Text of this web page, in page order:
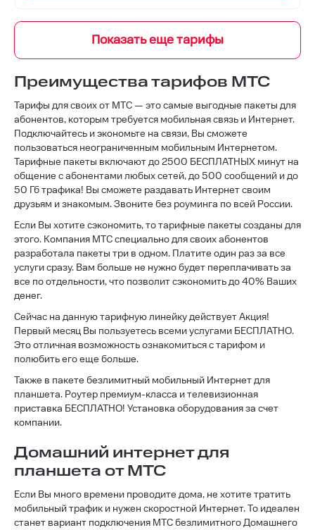
Преимущества тарифов МТС
Тарифы для своих от МТС — это самые выгодные пакеты для
абонентов, которым требуется мобильная связь и Интернет.
Подключайтесь и экономьте на связи, Вы сможете
пользоваться неограниченным мобильным Интернетом.
Тарифные пакеты включают до 2500 БЕСПЛАТНЫХ минут на
общение с абонентами любых сетей, до 500 сообщений и до
50 Гб трафика! Вы сможете раздавать Интернет своим
друзьям и знакомым. Звоните без роуминга по всей России.
Если Вы хотите сэкономить, то тарифные пакеты созданы для
этого. Компания МТС специально для своих абонентов
разработала пакеты три в одном. Платите один раз за все
услуги сразу. Вам больше не нужно будет переплачивать за
все по отдельности, что позволит сэкономить до 40% Ваших
денег.
Сейчас на данную тарифную линейку действует Акция!
Первый месяц Вы пользуетесь всеми услугами БЕСПЛАТНО.
Это отличная возможность ознакомиться с тарифом и
полюбить его еще больше.
Также в пакете безлимитный мобильный Интернет для
планшета. Роутер премиум-класса и телевизионная
приставка БЕСПЛАТНО! Установка оборудования за счет
компании.
Домашний интернет для
планшета от МТС
Если Вы много времени проводите дома, не хотите тратить
мобильный трафик и нужен скоростной Интернет. То идеален
станет вариант подключения МТС безлимитного Домашнего